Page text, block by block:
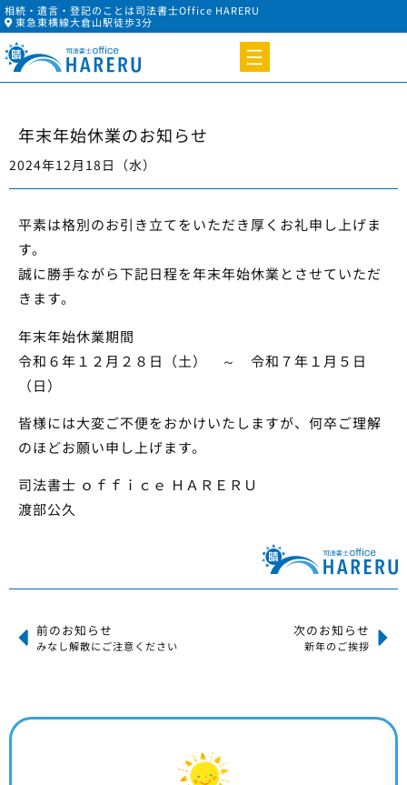
相続・遺言・登記のことは司法書士Office HARERU
東急東横線大倉山駅徒歩3分
年末年始休業のお知らせ
2024年12月18日（水）
平素は格別のお引き立てをいただき厚くお礼申し上げま
す。
誠に勝手ながら下記日程を年末年始休業とさせていただ
きます。
年末年始休業期間
令和６年１２月２８日（土） ～ 令和７年１月５日
（日）
皆様には大変ご不便をおかけいたしますが、何卒ご理解
のほどお願い申し上げます。
司法書士 ｏｆｆｉｃｅ ＨＡＲＥＲＵ
渡部公久
前のお知らせ
みなし解散にご注意ください
次のお知らせ
新年のご挨拶